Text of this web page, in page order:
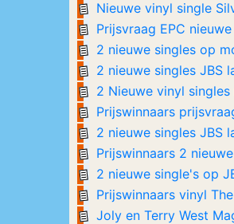
Nieuwe vinyl single
Prijsvraag EPC
2 nieuwe singles op
2 nieuwe singles JBS
2 Nieuwe vinyl
Prijswinnaars
2 nieuwe singles JBS
Prijswinnaars 2
2 nieuwe single's op
Prijswinnaars vinyl
Joly en Terry West